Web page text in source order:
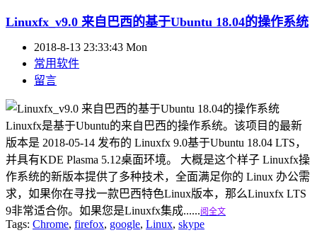
Linuxfx_v9.0 来自巴西的基于Ubuntu 18.04的操作系统
2018-8-13 23:33:43 Mon
常用软件
留言
Linuxfx是基于Ubuntu的来自巴西的操作系统。该项目的最新
版本是 2018-05-14 发布的 Linuxfx 9.0基于Ubuntu 18.04 LTS，
并具有KDE Plasma 5.12桌面环境。 大概是这个样子 Linuxfx操
作系统的新版本提供了多种技术，全面满足你的 Linux 办公需
求，如果你在寻找一款巴西特色Linux版本，那么Linuxfx LTS
9非常适合你。如果您是Linuxfx集成......阅全文
Tags: Chrome, firefox, google, Linux, skype